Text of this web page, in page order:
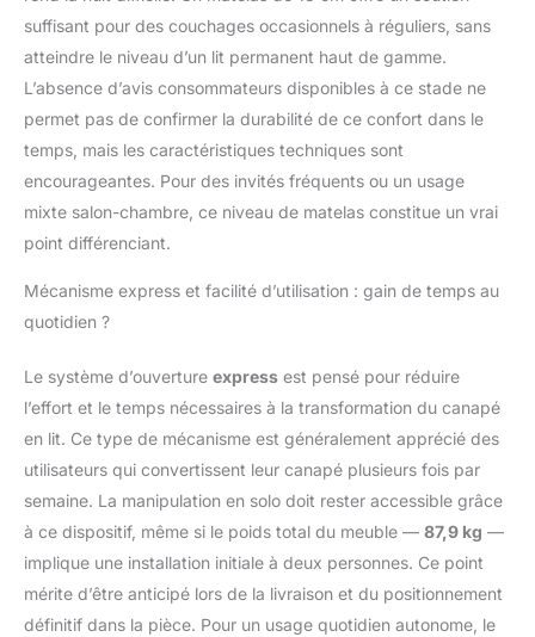
suffisant pour des couchages occasionnels à réguliers, sans
atteindre le niveau d’un lit permanent haut de gamme.
L’absence d’avis consommateurs disponibles à ce stade ne
permet pas de confirmer la durabilité de ce confort dans le
temps, mais les caractéristiques techniques sont
encourageantes. Pour des invités fréquents ou un usage
mixte salon-chambre, ce niveau de matelas constitue un vrai
point différenciant.
Mécanisme express et facilité d’utilisation : gain de temps au
quotidien ?
Le système d’ouverture express est pensé pour réduire
l’effort et le temps nécessaires à la transformation du canapé
en lit. Ce type de mécanisme est généralement apprécié des
utilisateurs qui convertissent leur canapé plusieurs fois par
semaine. La manipulation en solo doit rester accessible grâce
à ce dispositif, même si le poids total du meuble — 87,9 kg —
implique une installation initiale à deux personnes. Ce point
mérite d’être anticipé lors de la livraison et du positionnement
définitif dans la pièce. Pour un usage quotidien autonome, le